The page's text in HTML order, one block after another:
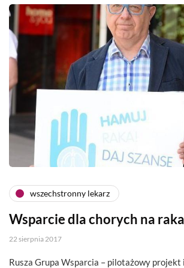
wszechstronny lekarz
Wsparcie dla chorych na raka
22 sierpnia 2017
Rusza Grupa Wsparcia – pilotażowy